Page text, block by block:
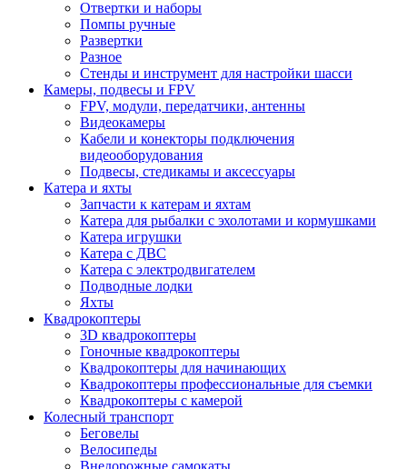
Отвертки и наборы
Помпы ручные
Развертки
Разное
Стенды и инструмент для настройки шасси
Камеры, подвесы и FPV
FPV, модули, передатчики, антенны
Видеокамеры
Кабели и конекторы подключения
видеооборудования
Подвесы, стедикамы и аксессуары
Катера и яхты
Запчасти к катерам и яхтам
Катера для рыбалки с эхолотами и кормушками
Катера игрушки
Катера с ДВС
Катера с электродвигателем
Подводные лодки
Яхты
Квадрокоптеры
3D квадрокоптеры
Гоночные квадрокоптеры
Квадрокоптеры для начинающих
Квадрокоптеры профессиональные для съемки
Квадрокоптеры с камерой
Колесный транспорт
Беговелы
Велосипеды
Внедорожные самокаты